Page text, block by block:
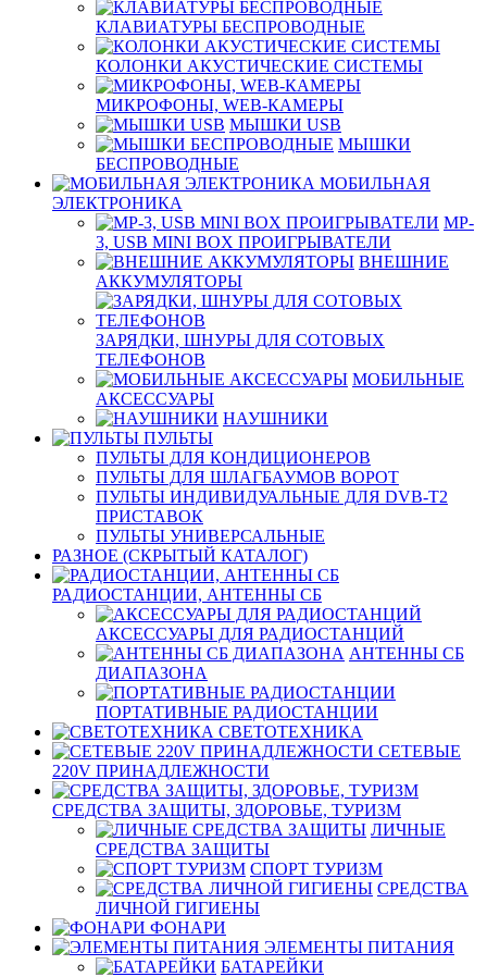
КЛАВИАТУРЫ БЕСПРОВОДНЫЕ
КОЛОНКИ АКУСТИЧЕСКИЕ СИСТЕМЫ
МИКРОФОНЫ, WEB-КАМЕРЫ
МЫШКИ USB
МЫШКИ
БЕСПРОВОДНЫЕ
МОБИЛЬНАЯ
ЭЛЕКТРОНИКА
MP-
3, USB MINI BOX ПРОИГРЫВАТЕЛИ
ВНЕШНИЕ
АККУМУЛЯТОРЫ
ЗАРЯДКИ, ШНУРЫ ДЛЯ СОТОВЫХ
ТЕЛЕФОНОВ
МОБИЛЬНЫЕ
АКСЕССУАРЫ
НАУШНИКИ
ПУЛЬТЫ
ПУЛЬТЫ ДЛЯ КОНДИЦИОНЕРОВ
ПУЛЬТЫ ДЛЯ ШЛАГБАУМОВ ВОРОТ
ПУЛЬТЫ ИНДИВИДУАЛЬНЫЕ ДЛЯ DVB-T2
ПРИСТАВОК
ПУЛЬТЫ УНИВЕРСАЛЬНЫЕ
РАЗНОЕ (СКРЫТЫЙ КАТАЛОГ)
РАДИОСТАНЦИИ, АНТЕННЫ CБ
АКСЕССУАРЫ ДЛЯ РАДИОСТАНЦИЙ
АНТЕННЫ CБ
ДИАПАЗОНА
ПОРТАТИВНЫЕ РАДИОСТАНЦИИ
СВЕТОТЕХНИКА
СЕТЕВЫЕ
220V ПРИНАДЛЕЖНОСТИ
СРЕДСТВА ЗАЩИТЫ, ЗДОРОВЬЕ, ТУРИЗМ
ЛИЧНЫЕ
СРЕДСТВА ЗАЩИТЫ
СПОРТ ТУРИЗМ
СРЕДСТВА
ЛИЧНОЙ ГИГИЕНЫ
ФОНАРИ
ЭЛЕМЕНТЫ ПИТАНИЯ
БАТАРЕЙКИ